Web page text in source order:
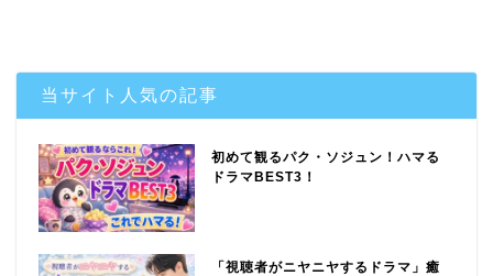
当サイト人気の記事
初めて観るパク・ソジュン！ハマる
ドラマBEST3！
「視聴者がニヤニヤするドラマ」癒